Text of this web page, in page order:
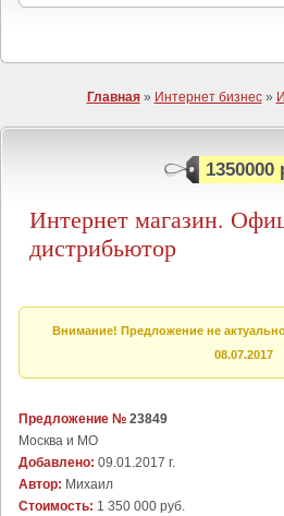
Главная» Интернет бизнес»
1350000
Интернет магазин.
дистрибьютор
Внимание! Предложение не
08.07.2017
Предложение № 23849
Москва и МО
Добавлено: 09.01.2017 г.
Автор: Михаил
Стоимость: 1 350 000 руб.